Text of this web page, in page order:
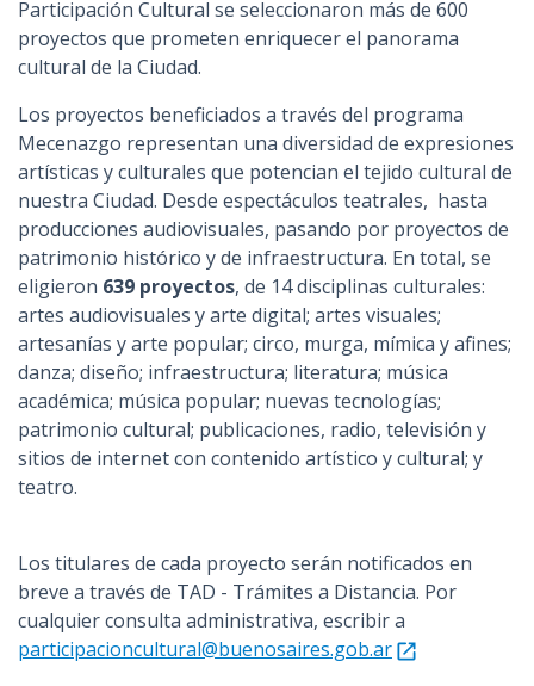
Participación Cultural se seleccionaron más de 600
proyectos que prometen enriquecer el panorama
cultural de la Ciudad.
Los proyectos beneficiados a través del programa
Mecenazgo representan una diversidad de expresiones
artísticas y culturales que potencian el tejido cultural de
nuestra Ciudad. Desde espectáculos teatrales, hasta
producciones audiovisuales, pasando por proyectos de
patrimonio histórico y de infraestructura. En total, se
eligieron 639 proyectos, de 14 disciplinas culturales:
artes audiovisuales y arte digital; artes visuales;
artesanías y arte popular; circo, murga, mímica y afines;
danza; diseño; infraestructura; literatura; música
académica; música popular; nuevas tecnologías;
patrimonio cultural; publicaciones, radio, televisión y
sitios de internet con contenido artístico y cultural; y
teatro.
Los titulares de cada proyecto serán notificados en
breve a través de TAD - Trámites a Distancia. Por
cualquier consulta administrativa, escribir a
participacioncultural@buenosaires.gob.ar